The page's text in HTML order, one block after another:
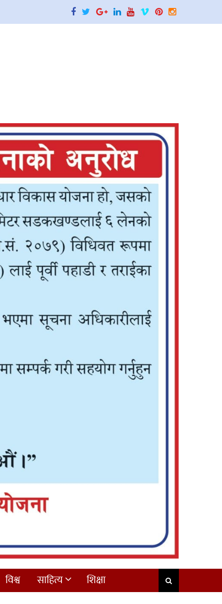
विश्व साहित्य शिक्षा